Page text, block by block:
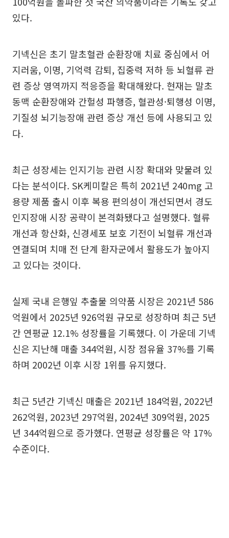
있다.
기넥신은 초기 말초혈관 순환장애 치료 중심에서 어
지러움, 이명, 기억력 감퇴, 집중력 저하 등 뇌혈류 관
련 증상 영역까지 적응증을 확대해왔다. 현재는 말초
동맥 순환장애와 간헐성 파행증, 혈관성·퇴행성 이명,
기질성 뇌기능장애 관련 증상 개선 등에 사용되고 있
다.
최근 성장세는 인지기능 관련 시장 확대와 맞물려 있
다는 분석이다. SK케미칼은 특히 2021년 240mg 고
용량 제품 출시 이후 복용 편의성이 개선되면서 경도
인지장애 시장 공략이 본격화됐다고 설명했다. 혈류
개선과 항산화, 신경세포 보호 기전이 뇌혈류 개선과
연결되며 치매 전 단계 환자군에서 활용도가 높아지
고 있다는 것이다.
실제 국내 은행잎 추출물 의약품 시장은 2021년 586
억원에서 2025년 926억원 규모로 성장하며 최근 5년
간 연평균 12.1% 성장률을 기록했다. 이 가운데 기넥
신은 지난해 매출 344억원, 시장 점유율 37%를 기록
하며 2002년 이후 시장 1위를 유지했다.
최근 5년간 기넥신 매출은 2021년 184억원, 2022년
262억원, 2023년 297억원, 2024년 309억원, 2025
년 344억원으로 증가했다. 연평균 성장률은 약 17%
수준이다.